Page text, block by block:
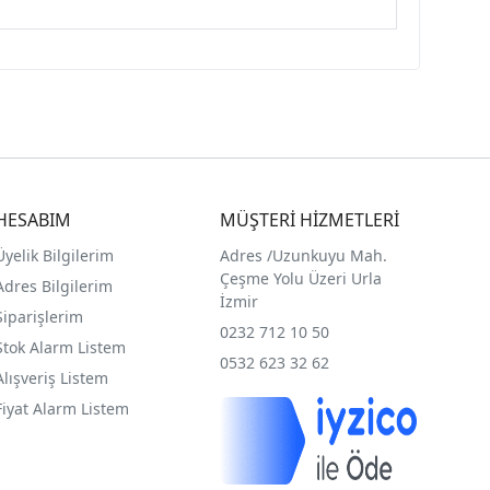
Bilgilerim
Bilgilerim
Alarm Listem
Listem
Alarm Listem
MÜŞTERİ HİZMETLERİ
Adres /Uzunkuyu Mah.
Çeşme Yolu Üzeri Urla
İzmir
0232 712 10 50
0532 623 32 62